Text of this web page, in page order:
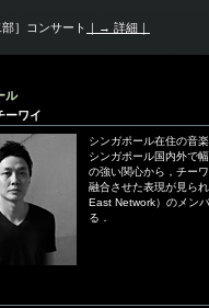
］コンサート ｜→ 詳細｜
ル
ーワイ
シンガポール在住の音
シンガポール国内外で
の強い関心から，チー
融合させた表現が見ら
East Network）のメン
る．